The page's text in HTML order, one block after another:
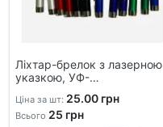
Ліхтар-брелок з лазерною
указкою, УФ-
- ультрафіолетовий,
велосипеда, детекції валют
Ціна за шт: 25.00 грн
Всього 25 грн